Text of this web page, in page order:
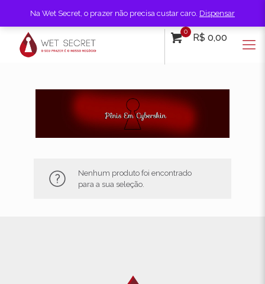
0
R$ 0,00
Nenhum produto foi encontrado
para a sua seleção.
Na Wet Secret, o prazer não precisa custar caro. Dispensar